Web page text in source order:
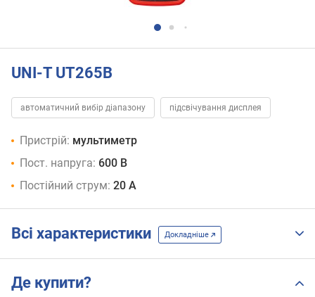
UNI-T UT265B
автоматичний вибір діапазону підсвічування дисплея
Пристрій: мультиметр
Пост. напруга: 600 В
Постійний струм: 20 А
Всі характеристики Докладніше
Де купити?